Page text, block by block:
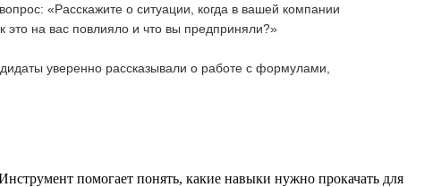
«Расскажите о ситуации, когда в вашей компании
на вас повлияло и что вы предприняли?»
уверенно рассказывали о работе с формулами,
помогает понять, какие навыки нужно прокачать для